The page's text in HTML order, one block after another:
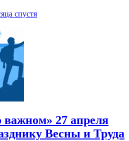
спустя
важном» 27 апреля
Весны и Труда